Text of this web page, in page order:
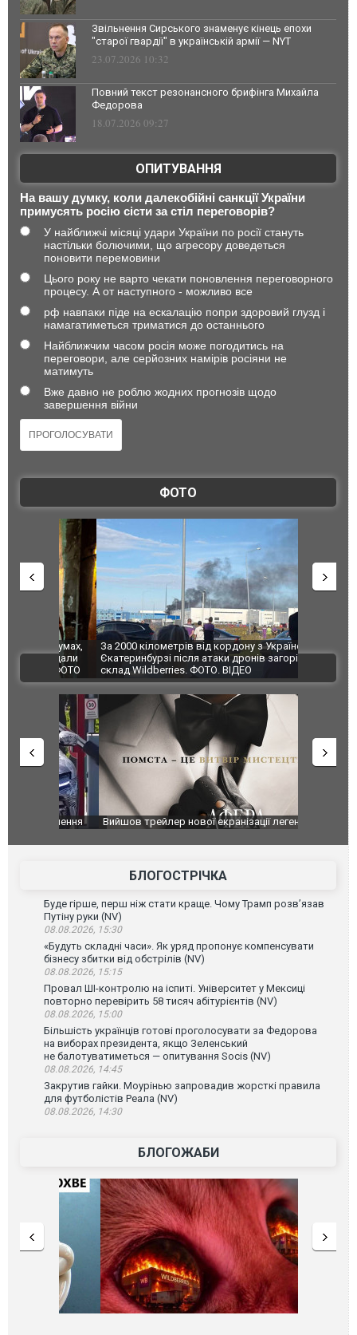
Звільнення Сирського знаменує кінець епохи
"старої гвардії" в українській армії — NYT
23.07.2026 10:32
Повний текст резонансного брифінга Михайла
Федорова
18.07.2026 09:27
ОПИТУВАННЯ
На вашу думку, коли далекобійні санкції України
примусять росію сісти за стіл переговорів?
У найближчі місяці удари України по росії стануть
настільки болючими, що агресору доведеться
поновити перемовини
Цього року не варто чекати поновлення переговорного
процесу. А от наступного - можливо все
рф навпаки піде на ескалацію попри здоровий глузд і
намагатиметься триматися до останнього
Найближчим часом росія може погодитись на
переговори, але серйозних намірів росіяни не
матимуть
Вже давно не роблю жодних прогнозів щодо
завершення війни
ФОТО
За 2000 кілометрів від кордону з Україною: в
Єкатеринбурзі після атаки дронів загорівся
склад Wildberries. ФОТО. ВІДЕО
"Мої
ВІДЕО
Вийшов трейлер нової екранізації легендарного
БЛОГОСТРІЧКА
Буде гірше, перш ніж стати краще. Чому Трамп розв’язав
Путіну руки (NV)
08.08.2026, 15:30
«Будуть складні часи». Як уряд пропонує компенсувати
бізнесу збитки від обстрілів (NV)
08.08.2026, 15:15
Провал ШІ-контролю на іспиті. Університет у Мексиці
повторно перевірить 58 тисяч абітурієнтів (NV)
08.08.2026, 15:00
Більшість українців готові проголосувати за Федорова
на виборах президента, якщо Зеленський
не балотуватиметься — опитування Socis (NV)
08.08.2026, 14:45
Закрутив гайки. Моурінью запровадив жорсткі правила
для футболістів Реала (NV)
08.08.2026, 14:30
БЛОГОЖАБИ